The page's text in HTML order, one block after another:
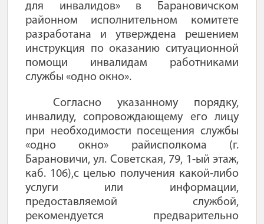
для инвалидов» в Барановичском
районном исполнительном комитете
разработана и
утверждена решением
инструкция по оказанию ситуационной
помощи инвалидам работниками
службы «одно окно».
Согласно указанному порядку,
инвалиду, сопровождающему его лицу
при необходимости посещения службы
«одно окно» райисполкома (г.
Барановичи, ул. Советская, 79, 1-ый этаж,
каб. 106),с целью получения какой-либо
услуги или информации,
предоставляемой службой,
рекомендуется предварительно